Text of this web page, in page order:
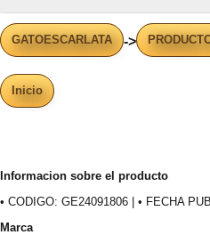
GATOESCARLATA ->
Inicio
Informacion sobre el producto
• CODIGO: GE24091806 | • FECHA
Marca